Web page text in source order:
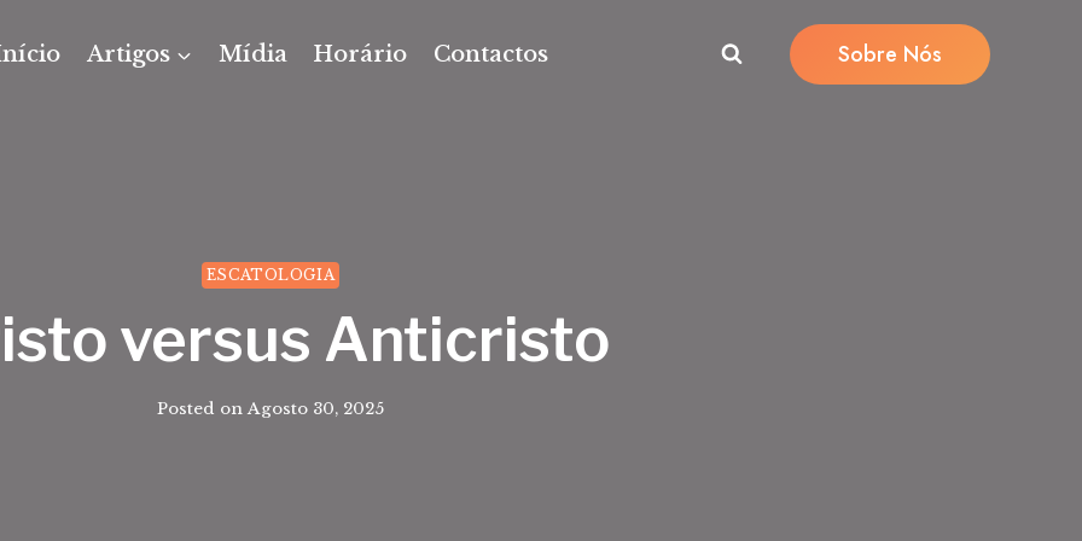
Artigos Mídia Horário Contactos Sobre Nós
ESCATOLOGIA
versus Anticristo
Posted on Agosto 30, 2025